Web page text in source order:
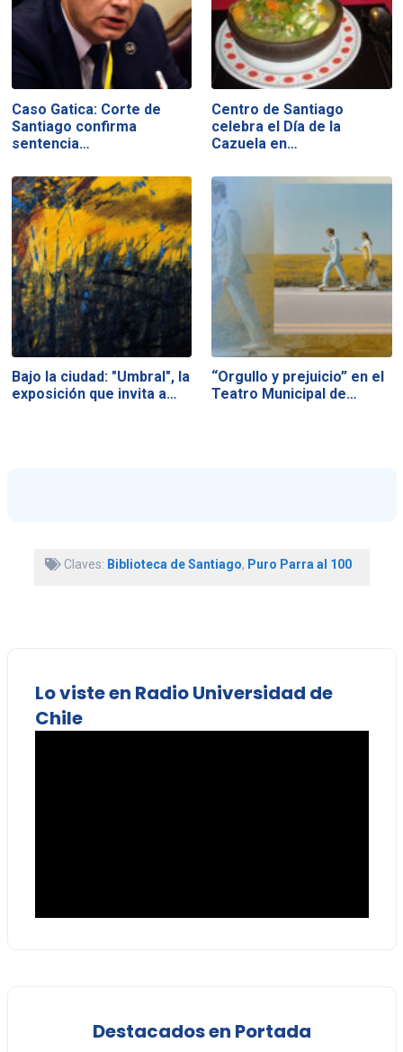
Caso Gatica: Corte de
Santiago confirma
sentencia…
Centro de Santiago
celebra el Día de la
Cazuela en…
Bajo la ciudad: "Umbral", la
exposición que invita a…
“Orgullo y prejuicio” en el
Teatro Municipal de…
Claves: Biblioteca de Santiago, Puro Parra al 100
Lo viste en Radio Universidad de
Chile
Destacados en Portada